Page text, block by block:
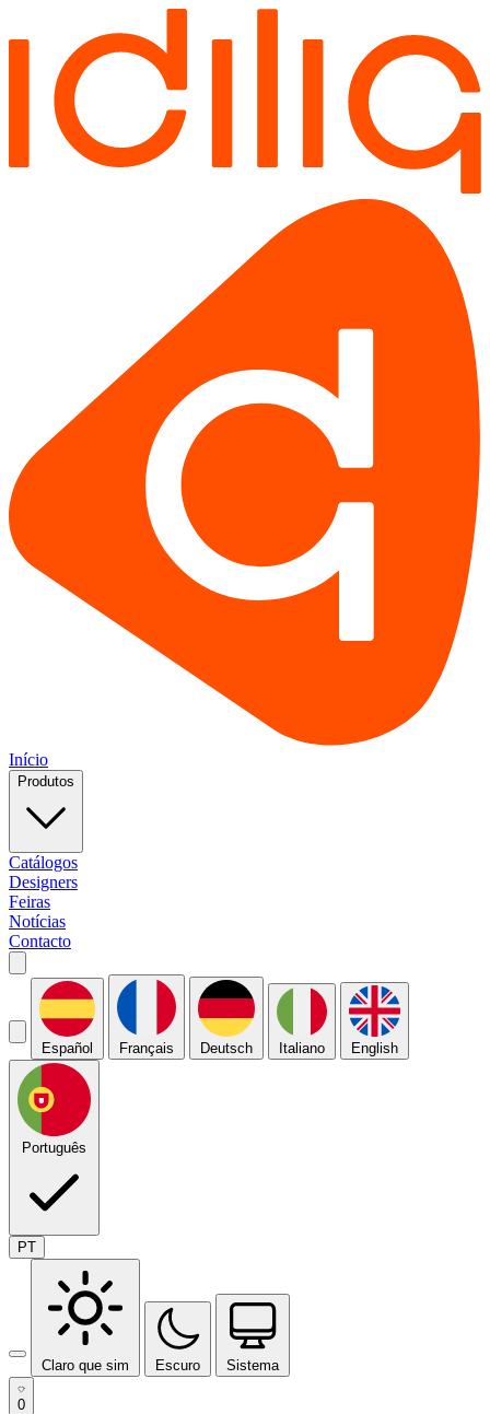
Início
Produtos
Catálogos
Designers
Feiras
Notícias
Contacto
Español Français Deutsch Italiano English
Português
PT
Claro que sim Escuro Sistema
0